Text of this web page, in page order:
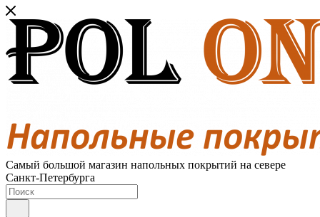
Самый большой магазин напольных покрытий на севере
Санкт-Петербурга